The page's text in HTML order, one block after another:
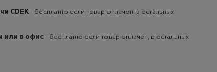
CDEK– бесплатно если товар оплачен, в остальных
или в офис– бесплатно если товар оплачен, в остальных